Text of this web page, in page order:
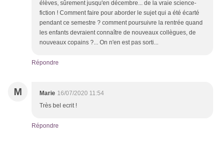
élèves, sûrement jusqu'en décembre... de la vraie science-
fiction ! Comment faire pour aborder le sujet qui a été écarté
pendant ce semestre ? comment poursuivre la rentrée quand
les enfants devraient connaître de nouveaux collègues, de
nouveaux copains ?... On n'en est pas sorti...
Répondre
M Marie 16/07/2020 11:54
Très bel ecrit !
Répondre